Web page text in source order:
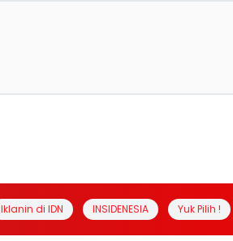
Iklanin di IDN INSIDENESIA Yuk Pilih !